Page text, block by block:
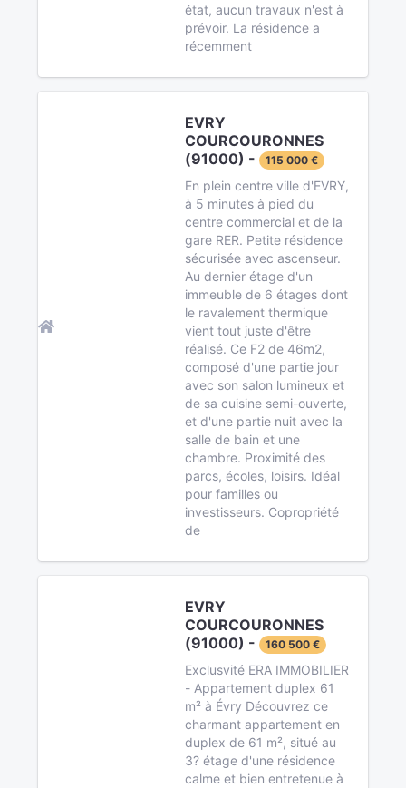
état, aucun travaux n'est à
prévoir. La résidence a
récemment
EVRY
COURCOURONNES
(91000) -
115 000 €
En plein centre ville d'EVRY,
à 5 minutes à pied du
centre commercial et de la
gare RER. Petite résidence
sécurisée avec ascenseur.
Au dernier étage d'un
immeuble de 6 étages dont
le ravalement thermique
vient tout juste d'être
réalisé. Ce F2 de 46m2,
composé d'une partie jour
avec son salon lumineux et
de sa cuisine semi-ouverte,
et d'une partie nuit avec la
salle de bain et une
chambre. Proximité des
parcs, écoles, loisirs. Idéal
pour familles ou
investisseurs. Copropriété
de
EVRY
COURCOURONNES
(91000) -
160 500 €
Exclusvité ERA IMMOBILIER
- Appartement duplex 61
m² à Évry Découvrez ce
charmant appartement en
duplex de 61 m², situé au
3? étage d'une résidence
calme et bien entretenue à